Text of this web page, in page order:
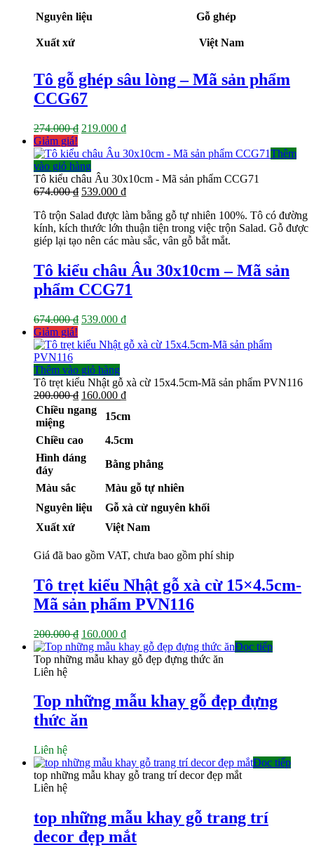
Nguyên liệu Gỗ ghép
Xuất xứ Việt Nam
Tô gỗ ghép sâu lòng – Mã sản phẩm
CCG67
274.000₫ Giá
là:
274.000 ₫.
219.000 ₫Giá
tại
219.000 ₫.
Giảm giá!
Thêm
vào giỏ hàng
Tô kiểu châu Âu 30x10cm - Mã sản phẩm CCG71
674.000₫ Giá
là:
674.000 ₫.
539.000 ₫Giá
tại
là:
539.000 ₫.
Tô trộn Salad được làm bằng gỗ tự nhiên 100%. Tô có đường
kính, kích thước lớn thuận tiện trong việc trộn Salad. Gỗ được
giép lại tạo nên các màu sắc, vân gỗ bắt mắt.
Tô kiểu châu Âu 30x10cm – Mã sản
phẩm CCG71
674.000₫ Giá
là:
539.000 ₫Giá
tại
Giảm giá!
Thêm vào giỏ hàng
Tô trẹt kiểu Nhật gỗ xà cừ 15x4.5cm-Mã sản phẩm PVN116
200.000₫ Giá
gốc
160.000 ₫Giá
tại
160.000 ₫.
Chiều ngang
miệng
15cm
Chiều cao
4.5cm
Hình dáng
đáy
Bằng phẳng
Màu sắc
Màu gỗ tự nhiên
Nguyên liệu
Gỗ xà cừ nguyên khối
Xuất xứ
Việt Nam
Giá đã bao gồm VAT, chưa bao gồm phí ship
Tô trẹt kiểu Nhật gỗ xà cừ 15×4.5cm-
Mã sản phẩm PVN116
200.000₫ Giá
gốc
là:
160.000 ₫Giá
hiện
tại
Đọc tiếp
Top những mẫu khay gỗ đẹp đựng thức ăn
Liên hệ
Top những mẫu khay gỗ đẹp đựng
thức ăn
Liên hệ
Đọc tiếp
top những mẫu khay gỗ trang trí decor đẹp mắt
Liên hệ
top những mẫu khay gỗ trang trí
decor đẹp mắt